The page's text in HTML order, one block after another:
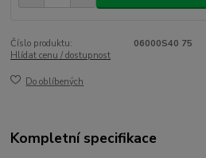
Číslo produktu:
06000S40 75
Hlídat cenu / dostupnost
Do oblíbených
Kompletní specifikace